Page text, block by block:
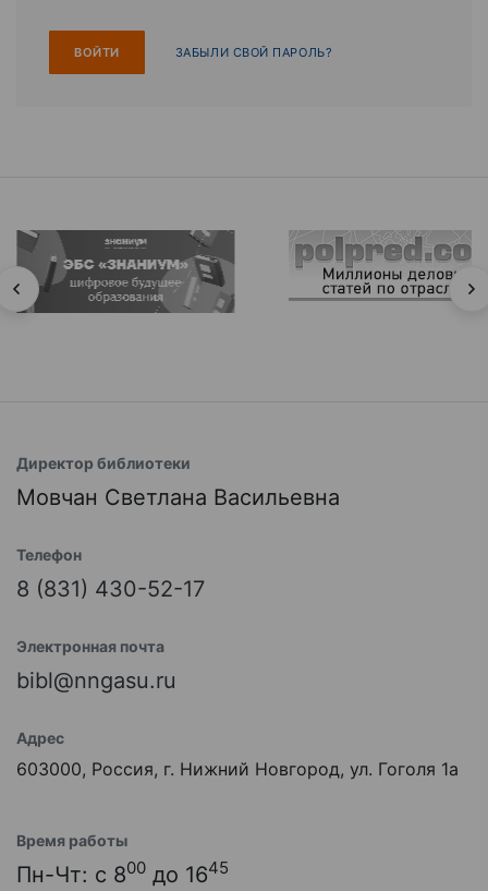
ЗАБЫЛИ СВОЙ ПАРОЛЬ?
Директор библиотеки
Мовчан Светлана Васильевна
Телефон
8 (831) 430-52-17
Электронная почта
bibl@nngasu.ru
Адрес
603000, Россия, г. Нижний Новгород, ул. Гоголя 1а
Время работы
Пн-Чт: с 800 до 1645